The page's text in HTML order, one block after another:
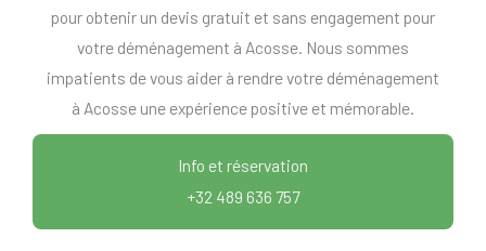
pour obtenir un devis gratuit et sans engagement pour
votre déménagement à Acosse. Nous sommes
impatients de vous aider à rendre votre déménagement
à Acosse une expérience positive et mémorable.
Info et réservation
+32 489 636 757